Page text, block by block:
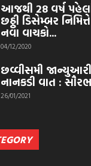
આજથી 28 વર્ષ
છઠ્ઠી ડિસેમ્બર
નવા વાચકો...
04/12/2020
છવ્વીસમી
નાનકડી વાત :
26/01/2021